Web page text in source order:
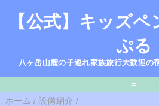
【公式】キッズ
ぷる
八ヶ岳山麓の子連れ家族旅行大歓迎の
=
ホーム / 設備紹介 /